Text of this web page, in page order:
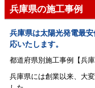
兵庫県の施工事例
兵庫県は太陽光発電最
応いたします。
都道府県別施工事例【兵庫
兵庫県には創業以来、大